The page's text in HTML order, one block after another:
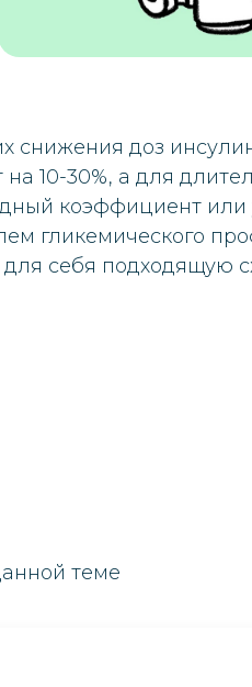
снижения доз
10-30%, а для
коэффициент или
гликемического
себя подходящую
теме